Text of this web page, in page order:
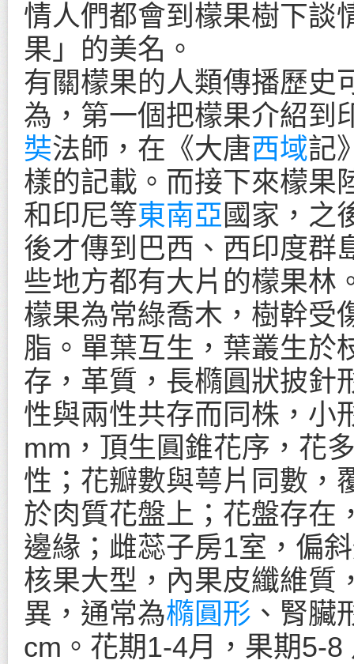
情人們都會到檬果樹下談
果」的美名。
有關檬果的人類傳播歷史
為，第一個把檬果介紹到
奘法師，在《大唐西域記
樣的記載。而接下來檬果
和印尼等東南亞國家，之
後才傳到巴西、西印度群
些地方都有大片的檬果林
檬果為常綠喬木，樹幹受
脂。單葉互生，葉叢生於
存，革質，長橢圓狀披針
性與兩性共存而同株，小
mm，頂生圓錐花序，花
性；花瓣數與萼片同數，
於肉質花盤上；花盤存在
邊緣；雌蕊子房1室，偏
核果大型，內果皮纖維質
異，通常為橢圓形 、腎臟
cm。花期1-4月，果期5-8